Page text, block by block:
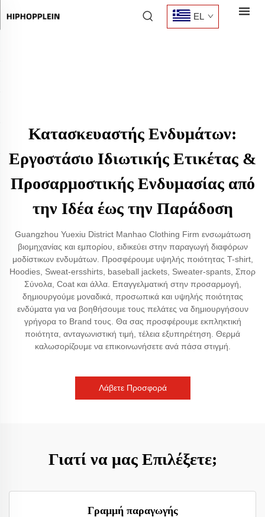
EL
Κατασκευαστής Ενδυμάτων:
Εργοστάσιο Ιδιωτικής Ετικέτας &
Προσαρμοστικής Ενδυμασίας από
την Ιδέα έως την Παράδοση
Guangzhou Yuexiu District Manhao Clothing Firm ενσωμάτωση
βιομηχανίας και εμπορίου, ειδικεύει στην παραγωγή διαφόρων
μοδίστικων ενδυμάτων. Προσφέρουμε υψηλής ποιότητας T-shirt,
Hoodies, Sweat-ersshirts, baseball jackets, Sweater-spants, Σπορ
Σύνολα, Coat και άλλα. Επαγγελματική στην προσαρμογή,
δημιουργούμε μοναδικά, προσωπικά και υψηλής ποιότητας
ενδύματα για να βοηθήσουμε τους πελάτες να δημιουργήσουν
γρήγορα το Brand τους. Θα σας προσφέρουμε εκπληκτική
ποιότητα, ανταγωνιστική τιμή, τέλεια εξυπηρέτηση. Θερμά
καλωσορίζουμε να επικοινωνήσετε ανά πάσα στιγμή.
Λάβετε Προσφορά
Γιατί να μας Επιλέξετε;
Γραμμή παραγωγής